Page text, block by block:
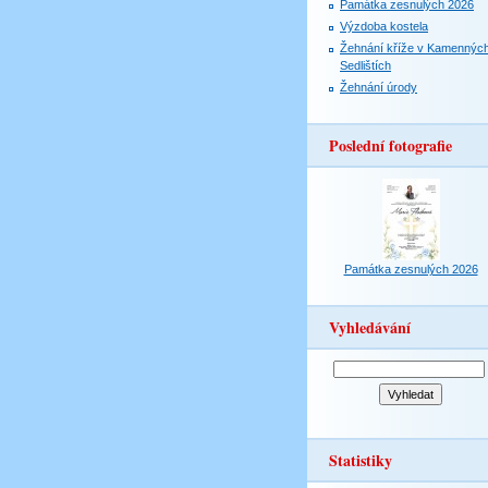
Památka zesnulých 2026
Výzdoba kostela
Žehnání kříže v
Sedlištích
Žehnání úrody
Poslední fotografie
Památka zesnulých 2026
Vyhledávání
Statistiky